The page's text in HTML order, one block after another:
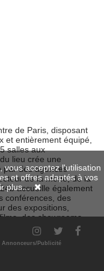
de Paris, disposant
et entièrement équipé,
salles aux
lieu crée une
par des agences
de la mode, de la
accueille également
conférences, des
des expositions,
des showrooms
Annonceurs/Publicité
vous acceptez l'utilisation
et offres adaptés à vos
plus...